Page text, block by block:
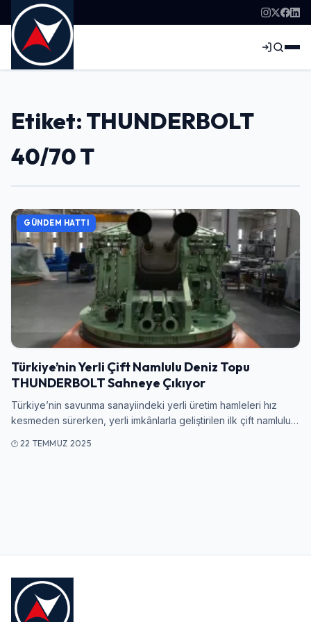
Etiket: THUNDERBOLT
40/70 T
GÜNDEM HATTI
Türkiye’nin Yerli Çift Namlulu Deniz Topu
THUNDERBOLT Sahneye Çıkıyor
Türkiye’nin savunma sanayiindeki yerli üretim hamleleri hız
kesmeden sürerken, yerli imkânlarla geliştirilen ilk çift namlulu…
22 TEMMUZ 2025
Giriş Yap
Kullanıcı Adı veya E-posta